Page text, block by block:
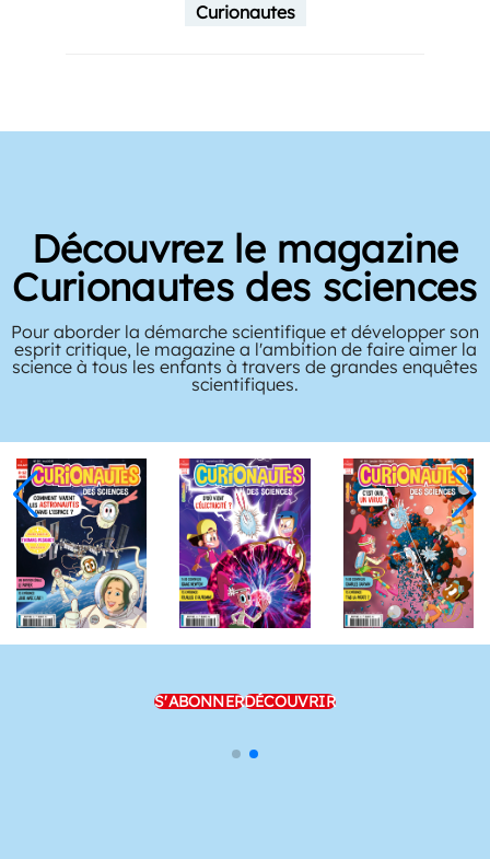
Curionautes
Découvrez le magazine
Curionautes des sciences
Pour aborder la démarche scientifique et développer son
esprit critique, le magazine a l'ambition de faire aimer la
science à tous les enfants à travers de grandes enquêtes
scientifiques.
S'ABONNERDÉCOUVRIR